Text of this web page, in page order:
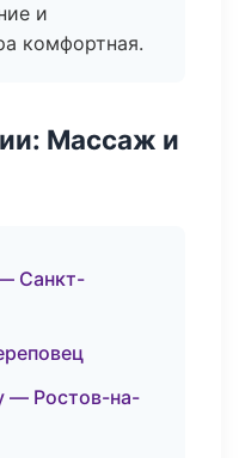
и
комфортная.
Массаж и
Санкт-
— Ростов-на-